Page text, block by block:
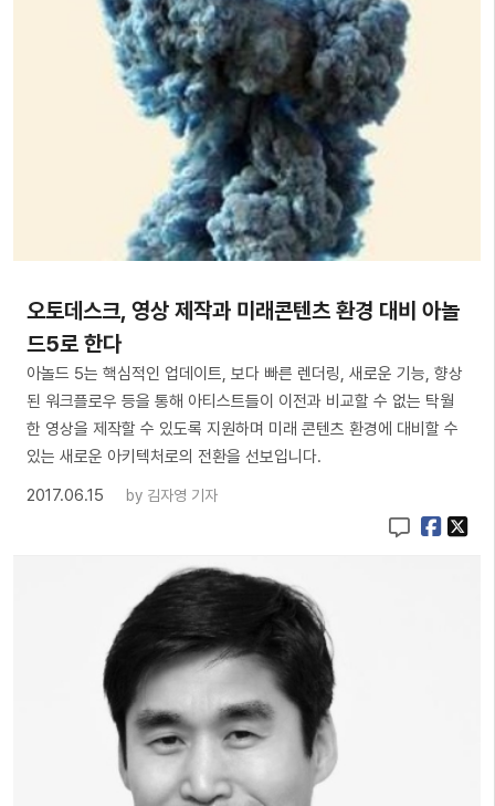
오토데스크, 영상 제작과 미래콘텐츠 환경 대비 아놀
드5로 한다
아놀드 5는 핵심적인 업데이트, 보다 빠른 렌더링, 새로운 기능, 향상
된 워크플로우 등을 통해 아티스트들이 이전과 비교할 수 없는 탁월
한 영상을 제작할 수 있도록 지원하며 미래 콘텐츠 환경에 대비할 수
있는 새로운 아키텍처로의 전환을 선보입니다.
2017.06.15
by 김자영 기자